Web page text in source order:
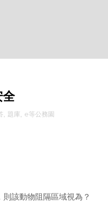
全
題庫 e等公務園
該動物阻隔區域視為？